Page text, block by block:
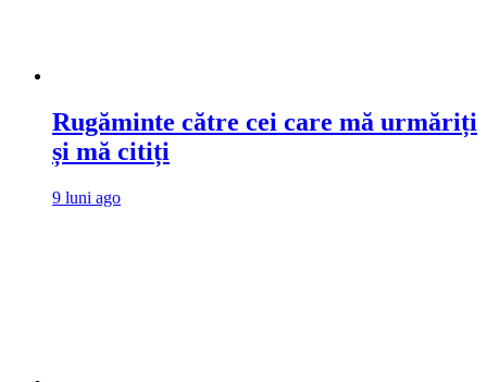
Rugăminte către cei care mă urmăriți
și mă citiți
9 luni ago